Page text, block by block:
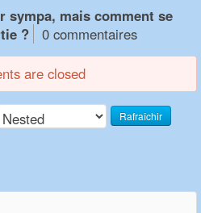
sympa, mais comment se
?
0 commentaires
are closed
Rafraîchir